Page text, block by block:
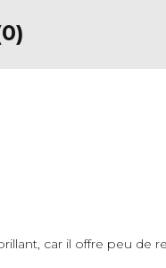
car il offre peu de